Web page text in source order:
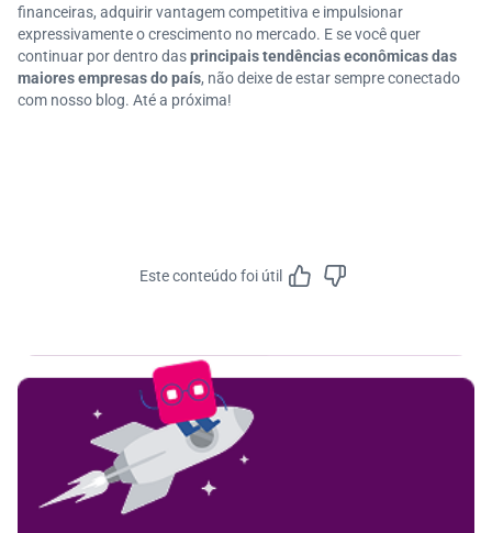
financeiras, adquirir vantagem competitiva e impulsionar
expressivamente o crescimento no mercado. E se você quer
continuar por dentro dasprincipais tendências econômicas das
maiores empresas do país, não deixe de estar sempre conectado
com nosso blog. Até a próxima!
Este conteúdo foi útil